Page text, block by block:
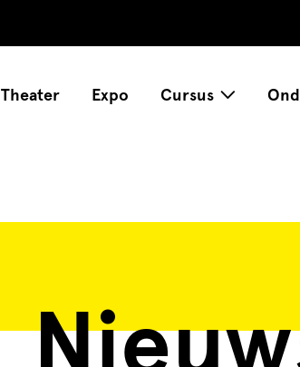
Theater Expo Cursus